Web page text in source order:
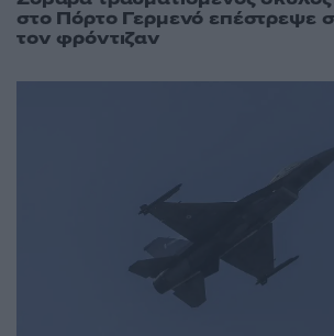
στο Πόρτο Γερμενό επέστρεψε
τον φρόντιζαν